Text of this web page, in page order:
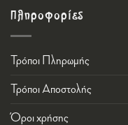
Πληροφορίες
Τρόποι Πληρωμής
Τρόποι Αποστολής
Όροι χρήσης